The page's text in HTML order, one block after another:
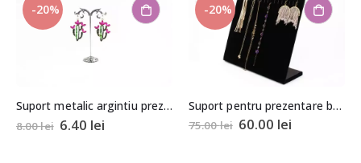
Suport metalic argintiu prezentare cercei
6.40lei
-20%
Suport pentru prezentare bratari si coliere tip rama 23x30x10cm
60.00lei
-20%